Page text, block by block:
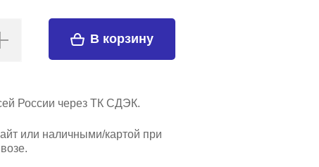
В корзину
России через ТК СДЭК.
или наличными/картой при